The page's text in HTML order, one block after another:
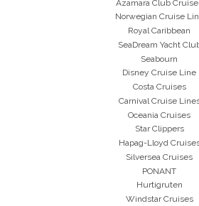
Azamara Club
Norwegian Cruise
Royal Caribbean
SeaDream Yacht
Seabourn
Disney Cruise Line
Costa Cruises
Carnival Cruise
Oceania Cruises
Star Clippers
Hapag-Lloyd
Silversea Cruises
PONANT
Hurtigruten
Windstar Cruises